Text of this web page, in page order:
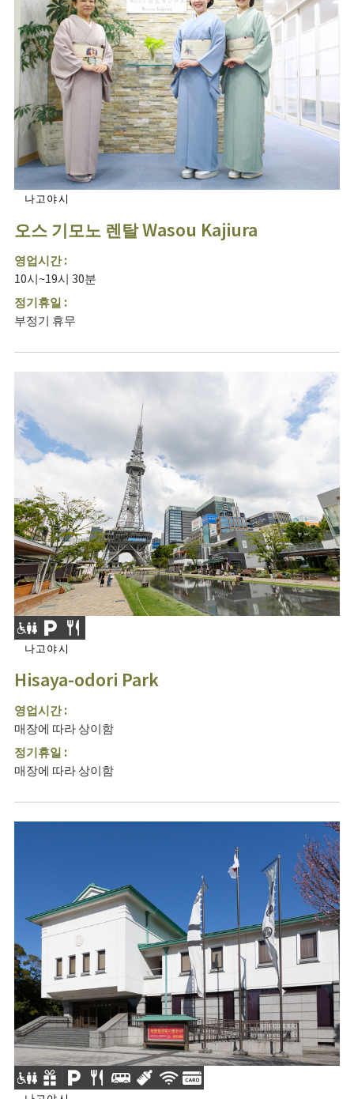
나고야시
오스 기모노 렌탈 Wasou Kajiura
영업시간 :
10시~19시 30분
정기휴일 :
부정기 휴무
나고야시
Hisaya-odori Park
영업시간 :
매장에 따라 상이함
정기휴일 :
매장에 따라 상이함